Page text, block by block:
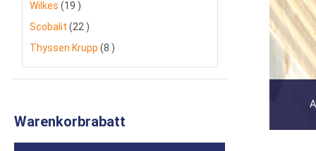
Wilkes 19 Artikel
Scobalit
22 Artikel
Thyssen Krupp 8 Artikel
Warenkorbrabatt